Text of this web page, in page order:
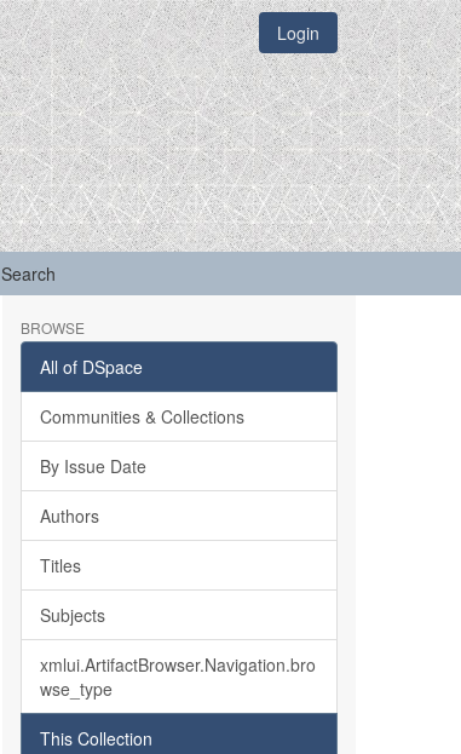
Login
Search
BROWSE
All of DSpace
Communities & Collections
By Issue Date
Authors
Titles
Subjects
xmlui.ArtifactBrowser.Navigation.bro
wse_type
This Collection